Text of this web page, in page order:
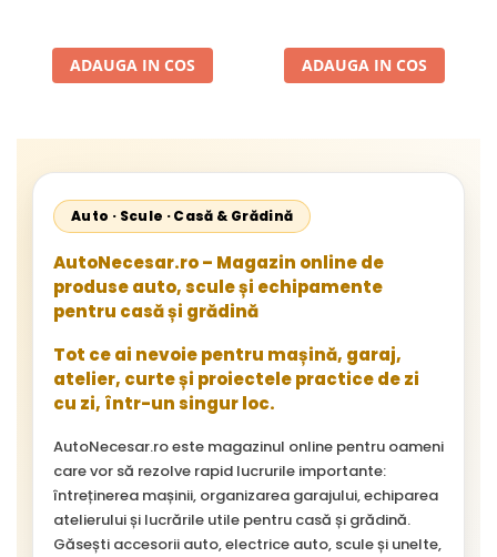
13300 RPM, pentru Slefuire
Otel, Inox, Lemn si Metal,
ADAUGA IN COS ADAUGA IN COS
Auto · Scule · Casă & Grădină
AutoNecesar.ro – Magazin online de
produse auto, scule și echipamente
pentru casă și grădină
Tot ce ai nevoie pentru mașină, garaj,
atelier, curte și proiectele practice de zi
cu zi, într-un singur loc.
AutoNecesar.ro este magazinul online pentru oameni
care vor să rezolve rapid lucrurile importante:
întreținerea mașinii, organizarea garajului, echiparea
atelierului și lucrările utile pentru casă și grădină.
Găsești accesorii auto, electrice auto, scule și unelte,